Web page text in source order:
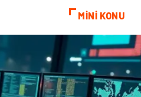
MİNİ KONU